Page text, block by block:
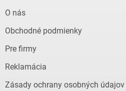
O nás
Obchodné podmienky
Pre firmy
Reklamácia
Zásady ochrany osobných údajov